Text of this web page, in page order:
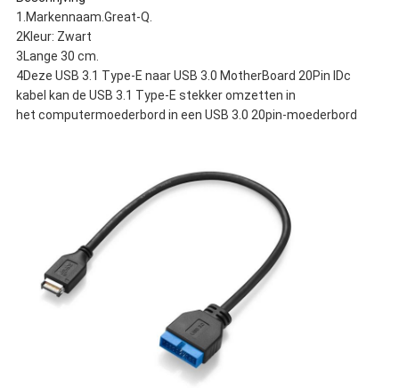
1.Markennaam.Great-Q.
2Kleur: Zwart
3Lange 30 cm.
4Deze USB 3.1 Type-E naar USB 3.0 MotherBoard 20Pin lDc
kabel kan de USB 3.1 Type-E stekker omzetten in
het computermoederbord in een USB 3.0 20pin-moederbord